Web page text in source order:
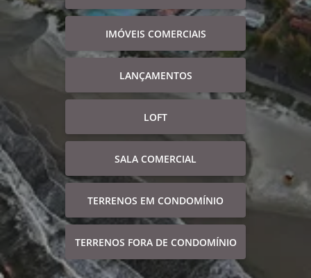
IMÓVEIS COMERCIAIS
LANÇAMENTOS
LOFT
SALA COMERCIAL
TERRENOS EM CONDOMÍNIO
TERRENOS FORA DE CONDOMÍNIO